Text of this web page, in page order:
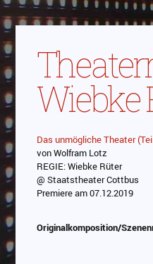
Wiebke
Das unmögliche Theater
von Wolfram Lotz
REGIE: Wiebke Rüter
@ Staatstheater Cottbus
Premiere am 07.12.2019
Originalkomposition/